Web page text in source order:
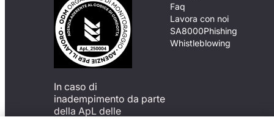
In caso di
inadempimento da parte
della ApL delle
Faq
Lavora con noi
SA8000Phishing
Whistleblowing